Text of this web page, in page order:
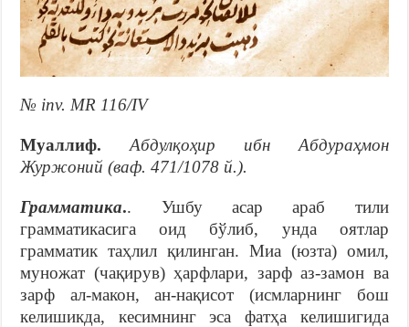
№ inv. MR 116/IV
Муаллиф.Абдулқоҳир ибн Абдураҳмон
Журжоний (ваф. 471/1078 й.).
Грамматика.. Ушбу асар араб тили
грамматикасига оид бўлиб, унда оятлар
грамматик таҳлил қилинган. Миа (юзта) омил,
муножат (чақирув) ҳарфлари, зарф аз-замон ва
зарф ал-макон, ан-нақисот (исмларнинг бош
келишикда, кесимнинг эса фатҳа келишигида